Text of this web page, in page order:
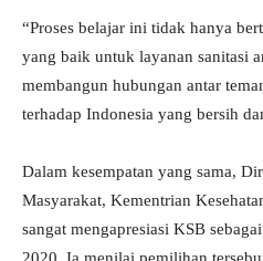
“Proses belajar ini tidak hanya
yang baik untuk layanan sanitasi
membangun hubungan antar
terhadap Indonesia yang bersih
Dalam kesempatan yang sama,
Masyarakat, Kementrian
sangat mengapresiasi KSB